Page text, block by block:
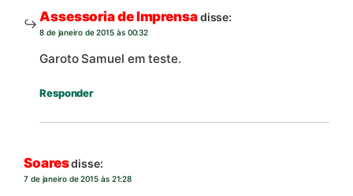
Assessoria de Imprensadisse:
8 de janeiro de 2015 às 00:32
Garoto Samuel em teste.
Responder
Soaresdisse:
7 de janeiro de 2015 às 21:28